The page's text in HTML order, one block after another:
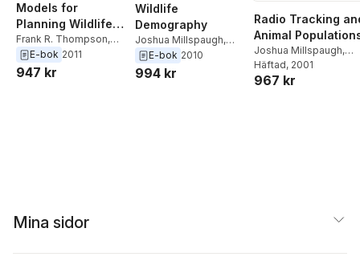
Models for
Planning Wildlife
Conservation in
Large Landscapes
Frank R. Thompson,
Joshua Millspaugh
E-bok 2011
947 kr
Wildlife
Demography
Joshua Millspaugh,
Kristin E. Ryding
R. Skalski
E-bok 2010
994 kr
Radio Tracking
Animal
Joshua Millspaugh,
John M. Marzluff
Häftad, 2001
967 kr
Mina sidor